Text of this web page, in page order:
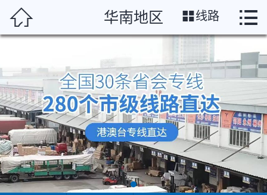
长  首页
华北地区
华东地区
东北地区
华中地区
 华南地区 线路 